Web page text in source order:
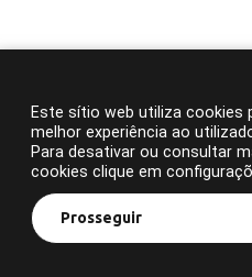
Este sítio web utiliza cookies
melhor experiência ao
Para desativar ou consultar
cookies clique em
Prosseguir